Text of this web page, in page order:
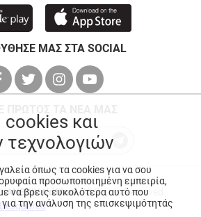
ΜΑΣ ΣΤΑ SOCIAL
ANEDIK Kritikos. All Rights Reserved
cookies και
όπως τα cookies για να σου
προσωποποιημένη εμπειρία,
να βρεις ευκολότερα αυτό που
την ανάλυση της επισκεψιμότητάς